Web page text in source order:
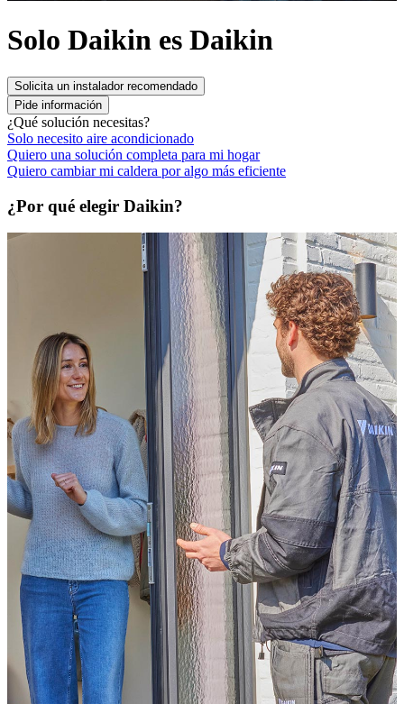
Solo Daikin es Daikin
Solicita un instalador recomendado
Pide información
¿Qué solución necesitas?
Solo necesito aire acondicionado
Quiero una solución completa para mi hogar
Quiero cambiar mi caldera por algo más eficiente
¿Por qué elegir Daikin?